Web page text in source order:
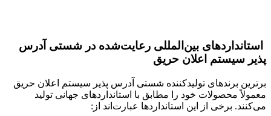
استانداردهای بین‌المللی رعایت‌شده در شستی آدرس
پذیر سیستم اعلان حریق
برترین برندهای تولیدکننده شستی آدرس پذیر سیستم اعلان حریق
معمولاً محصولات خود را مطابق با استانداردهای جهانی تولید
می‌کنند. برخی از این استانداردها عبارت‌اند از: